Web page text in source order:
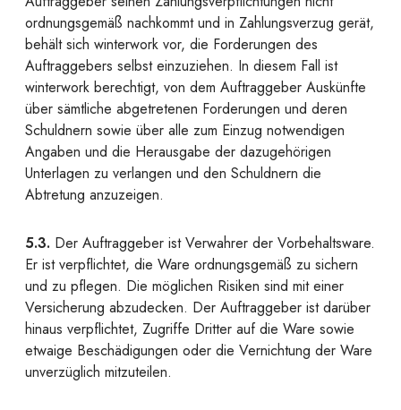
ordnungsgemäß nachkommt und in Zahlungsverzug gerät,
behält sich winterwork vor, die Forderungen des
Auftraggebers selbst einzuziehen. In diesem Fall ist
winterwork berechtigt, von dem Auftraggeber Auskünfte
über sämtliche abgetretenen Forderungen und deren
Schuldnern sowie über alle zum Einzug notwendigen
Angaben und die Herausgabe der dazugehörigen
Unterlagen zu verlangen und den Schuldnern die
Abtretung anzuzeigen.
5.3. Der Auftraggeber ist Verwahrer der Vorbehaltsware.
Er ist verpflichtet, die Ware ordnungsgemäß zu sichern
und zu pflegen. Die möglichen Risiken sind mit einer
Versicherung abzudecken. Der Auftraggeber ist darüber
hinaus verpflichtet, Zugriffe Dritter auf die Ware sowie
etwaige Beschädigungen oder die Vernichtung der Ware
unverzüglich mitzuteilen.